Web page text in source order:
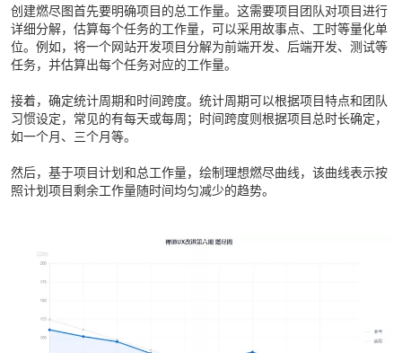
创建燃尽图首先要明确项目的总工作量。这需要项目团队对项目进行
详细分解，估算每个任务的工作量，可以采用故事点、工时等量化单
位。例如，将一个网站开发项目分解为前端开发、后端开发、测试等
任务，并估算出每个任务对应的工作量。
接着，确定统计周期和时间跨度。统计周期可以根据项目特点和团队
习惯设定，常见的有每天或每周；时间跨度则根据项目总时长确定，
如一个月、三个月等。
然后，基于项目计划和总工作量，绘制理想燃尽曲线，该曲线表示按
照计划项目剩余工作量随时间均匀减少的趋势。